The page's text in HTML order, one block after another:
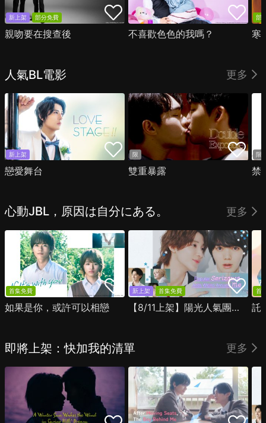
新上架 部分免費
親吻要在搜查後 不喜歡色色的我嗎？
部
寒
人氣BL電影 更多
新上架
戀愛舞台
限
雙重暴露
限
禁
心動JBL，原因は自分にある。 更多
首集免費
如果是你，或許可以相戀
新上架 首集免費
【8/11上架】陽光人氣團中的芹澤，在我面前卻有點不對勁
首
託
即將上架：快加我的清單 更多